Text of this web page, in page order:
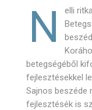
N
elli
betegségéből
fejlesztésekkel
Sajnos beszéde
fejlesztésék is